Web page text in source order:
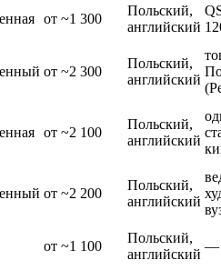
от ~1 300
Польский,
английский
от ~2 300
Польский,
английский
от ~2 100
Польский,
английский
от ~2 200
Польский,
английский
от ~1 100
Польский,
английский
—